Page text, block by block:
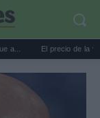
El precio de la vivienda